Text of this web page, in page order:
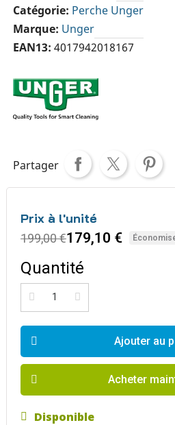
Catégorie Perche Unger
Marque Unger
EAN13 4017942018167
Partager
Prix à l'unité
199,00 €179,10 €
Quantité
Ajouter au
Acheter
Disponible